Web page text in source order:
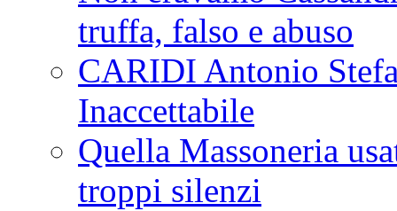
truffa, falso e abuso
CARIDI Antonio
Inaccettabile
Quella Massoneria
troppi silenzi